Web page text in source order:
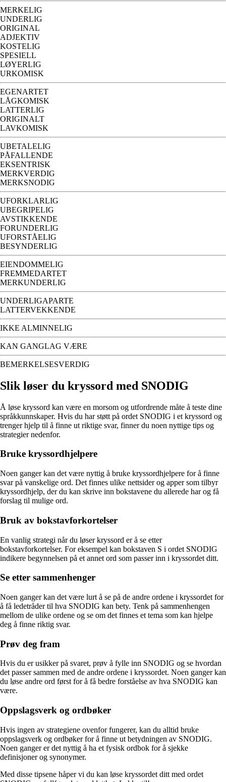
MERKELIG
UNDERLIG
ORIGINAL
ADJEKTIV
KOSTELIG
SPESIELL
LØYERLIG
URKOMISK
EGENARTET
LÅGKOMISK
LATTERLIG
ORIGINALT
LAVKOMISK
UBETALELIG
PÅFALLENDE
EKSENTRISK
MERKVERDIG
MERKSNODIG
UFORKLARLIG
UBEGRIPELIG
AVSTIKKENDE
FORUNDERLIG
UFORSTÅELIG
BESYNDERLIG
EIENDOMMELIG
FREMMEDARTET
MERKUNDERLIG
UNDERLIGAPARTE
LATTERVEKKENDE
IKKE ALMINNELIG
KAN GANGLAG VÆRE
BEMERKELSESVERDIG
Slik løser du kryssord med SNODIG
Å løse kryssord kan være en morsom og utfordrende måte å teste dine
språkkunnskaper. Hvis du har støtt på ordet SNODIG i et kryssord og
trenger hjelp til å finne ut riktige svar, finner du noen nyttige tips og
strategier nedenfor.
Bruke kryssordhjelpere
Noen ganger kan det være nyttig å bruke kryssordhjelpere for å finne
svar på vanskelige ord. Det finnes ulike nettsider og apper som tilbyr
kryssordhjelp, der du kan skrive inn bokstavene du allerede har og få
forslag til mulige ord.
Bruk av bokstavforkortelser
En vanlig strategi når du løser kryssord er å se etter
bokstavforkortelser. For eksempel kan bokstaven S i ordet SNODIG
indikere begynnelsen på et annet ord som passer inn i kryssordet ditt.
Se etter sammenhenger
Noen ganger kan det være lurt å se på de andre ordene i kryssordet for
å få ledetråder til hva SNODIG kan bety. Tenk på sammenhengen
mellom de ulike ordene og se om det finnes et tema som kan hjelpe
deg å finne riktig svar.
Prøv deg fram
Hvis du er usikker på svaret, prøv å fylle inn SNODIG og se hvordan
det passer sammen med de andre ordene i kryssordet. Noen ganger kan
du løse andre ord først for å få bedre forståelse av hva SNODIG kan
være.
Oppslagsverk og ordbøker
Hvis ingen av strategiene ovenfor fungerer, kan du alltid bruke
oppslagsverk og ordbøker for å finne ut betydningen av SNODIG.
Noen ganger er det nyttig å ha et fysisk ordbok for å sjekke
definisjoner og synonymer.
Med disse tipsene håper vi du kan løse kryssordet ditt med ordet